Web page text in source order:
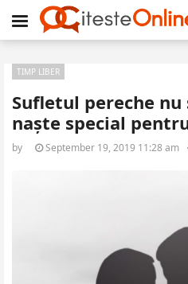
Sufletul pereche nu
naște special
TIMP LIBER
by September 19, 2019 11:28 am